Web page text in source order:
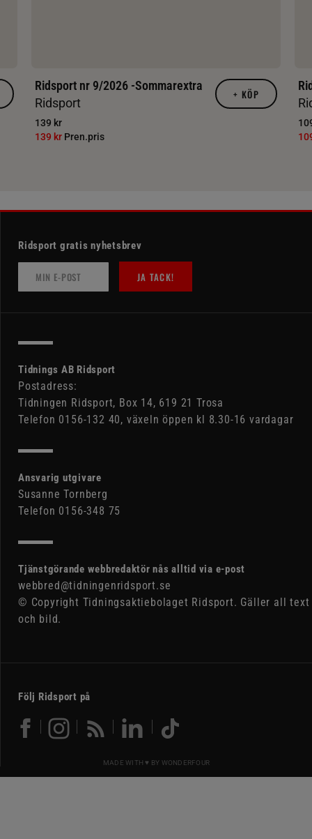
Ridsport nr 9/2026 -Sommarextra
Ridsport
139 kr
139 kr Pren.pris
+ KÖP
Ridsport gratis nyhetsbrev
JA TACK!
Tidnings AB Ridsport
Postadress:
Tidningen Ridsport, Box 14, 619 21 Trosa
Telefon 0156-132 40, växeln öppen kl 8.30-16 vardagar
Ansvarig utgivare
Susanne Tornberg
Telefon 0156-348 75
Tjänstgörande webbredaktör nås alltid via e-post
webbred@tidningenridsport.se
© Copyright Tidningsaktiebolaget Ridsport. Gäller all text
och bild.
Följ Ridsport på
MADE WITH ♥ BY WONDERFOUR